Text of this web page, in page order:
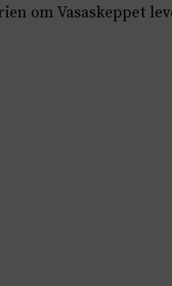
om Vasaskeppet